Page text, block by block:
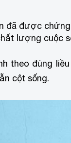
đã được
lượng cuộc
theo đúng
cột sống.